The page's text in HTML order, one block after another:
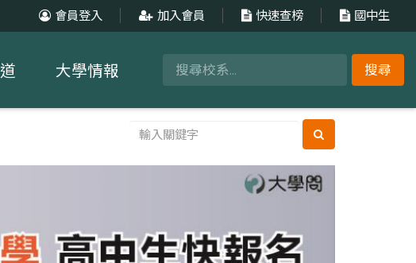
會員登入 加入會員 快速查榜 國中生
搜尋
大學情報